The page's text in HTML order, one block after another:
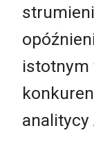
istotnym
analitycy